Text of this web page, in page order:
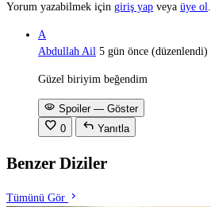
Yorum yazabilmek için giriş yap veya üye ol.
A
Abdullah Ail 5 gün önce (düzenlendi)
Güzel biriyim beğendim
visibility Spoiler — Göster
favorite 0 reply Yanıtla
Benzer Diziler
Tümünü Gör chevron_right